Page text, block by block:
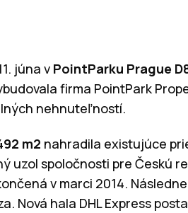
júna v PointParku Prague
firma PointPark
nehnuteľností.
m2 nahradila existujúce
uzol spoločnosti pre Českú
v marci 2014.
Nová hala DHL Express